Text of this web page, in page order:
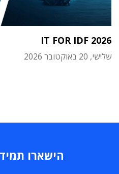
IT FOR IDF 2026
שלישי, 20 באוקטובר 2026
הישארו